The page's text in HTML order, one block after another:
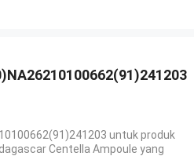
untuk produk
Centella Ampoule yang